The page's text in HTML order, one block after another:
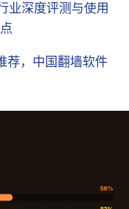
业深度评测与使用
荐，中国翻墙软件